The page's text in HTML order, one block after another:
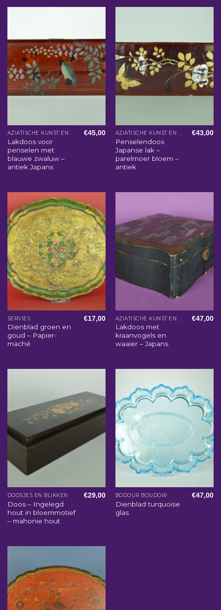
AZIATISCHE KUNST EN WOONACCESSOIRES
Lakdoos voor
penselen met
blauwe zwaluw –
antiek Japans
€45,00 AZIATISCHE KUNST EN WOONACCESSOIRES
Penselendoos
Japanse lak –
parelmoer bloem –
antiek
€43,00
SERVIES
Dienblad groen en
goud – Papier-
maché
€17,00 AZIATISCHE KUNST EN WOONACCESSOIRES
Lakdoos met
kraanvogels en
waaier – Japans
€47,00
DOOSJES EN BLIKKEN
Doos – Ingelegd
hout in bloemmotief
– mahonie hout
€29,00 BODOUR BOUDOIR
Dienblad turquoise
glas
€47,00